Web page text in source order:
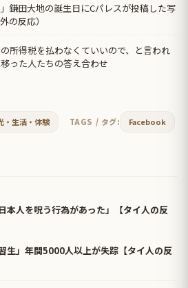
鎌田大地の誕生日にCパレスが投稿した写
の反応）
所得税を払わなくていいので、と言われ
った人たちの答え合わせ
・生活・体験 TAGS / タグ:
Facebook
本人を呪う行為があった」【タイ人の反
生」年間5000人以上が失踪【タイ人の反